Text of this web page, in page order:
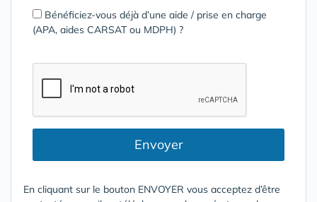
Bénéficiez-vous déjà d’une aide / prise en charge
(APA, aides CARSAT ou MDPH) ?
Envoyer
En cliquant sur le bouton ENVOYER vous acceptez d’être